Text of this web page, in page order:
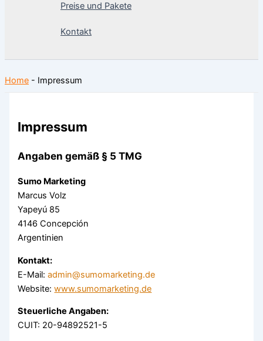
Preise und Pakete
Kontakt
Home - Impressum
Impressum
Angaben gemäß § 5 TMG
Sumo Marketing
Marcus Volz
Yapeyú 85
4146 Concepción
Argentinien
Kontakt:
E-Mail:admin@sumomarketing.de
Website:www.sumomarketing.de
Steuerliche Angaben:
CUIT: 20-94892521-5